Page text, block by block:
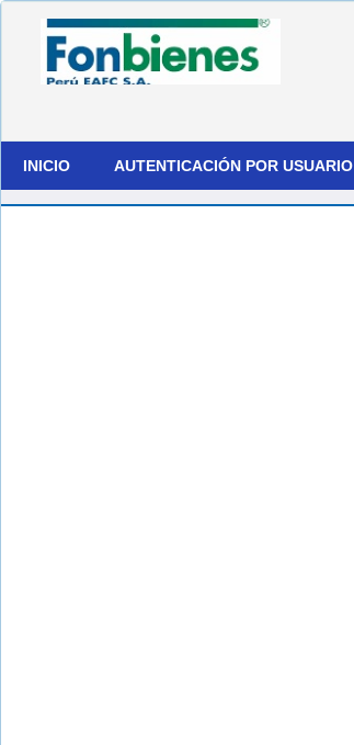
INICIO AUTENTICACIÓN POR USUARIO